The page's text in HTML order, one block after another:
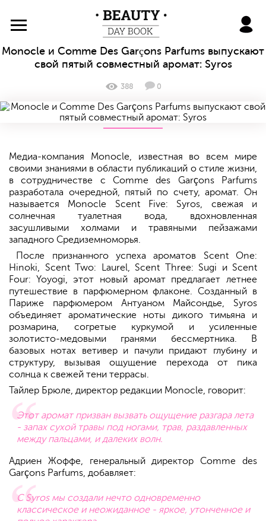
BeautyDayBook
Monocle и Comme Des Garçons Parfums выпускают
свой пятый совместный аромат: Syros
388 0
Медиа-компания Monocle, известная во всем мире
своими знаниями в области публикаций о стиле жизни,
в сотрудничестве с Comme des Garçons Parfums
разработала очередной, пятый по счету, аромат. Он
называется Monocle Scent Five: Syros, свежая и
солнечная туалетная вода, вдохновленная
засушливыми холмами и травяными пейзажами
западного Средиземноморья.
После признанного успеха ароматов Scent One:
Hinoki, Scent Two: Laurel, Scent Three: Sugi и Scent
Four: Yoyogi, этот новый аромат предлагает летнее
путешествие в парфюмерном флаконе. Созданный в
Париже парфюмером Антуаном Майсондье, Syros
объединяет ароматические ноты дикого тимьяна и
розмарина, согретые куркумой и усиленные
золотисто-медовыми гранями бессмертника. В
базовых нотах ветивер и пачули придают глубину и
структуру, вызывая ощущение перехода от пика
солнца к свежей тени террасы.
Тайлер Брюле, директор редакции Monocle, говорит:
Этот аромат призван вызвать ощущение разгара лета
- запах сухой травы под ногами, трав, раздавленных
между пальцами, и далеких волн.
Адриен Жоффе, генеральный директор Comme des
Garçons Parfums, добавляет:
С Syros мы создали нечто одновременно
классическое и неожиданное - яркое, утонченное и